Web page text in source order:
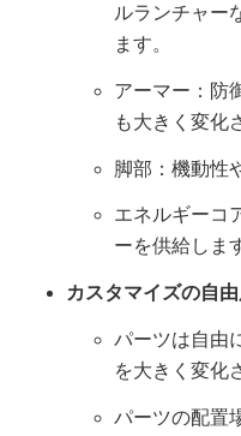
ルランチャー
ます。
アーマー：防
も大きく変化
脚部：機動性
エネルギーコ
ーを供給しま
カスタマイズの自由
パーツは自由
を大きく変化
パーツの配置